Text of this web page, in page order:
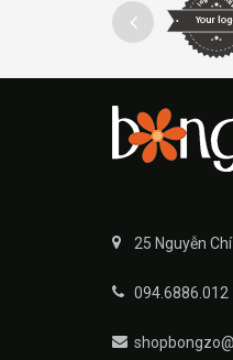
25 Nguyễn
094.6886.012